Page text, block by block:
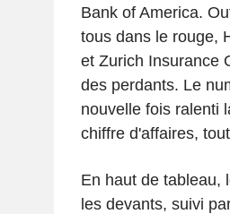
Bank of America.
tous dans le rouge,
et Zurich Insurance
des perdants. Le
nouvelle fois ralenti
chiffre d'affaires,
En haut de tableau,
les devants, suivi